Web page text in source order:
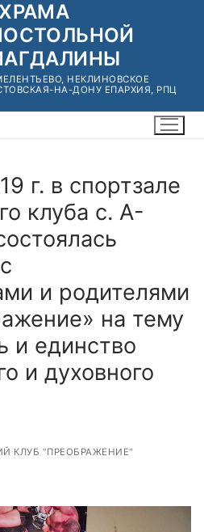
НЕКЛИНОВСКОЕ
НА-ДОНУ ЕПАРХИЯ, РПЦ
г. в спортзале
клуба с. А-
и родителями
на тему
и единство
и духовного
КЛУБ "ПРЕОБРАЖЕНИЕ"